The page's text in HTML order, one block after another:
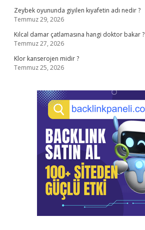
Zeybek oyununda giyilen kıyafetin adı nedir ?
Temmuz 29, 2026
Kılcal damar çatlamasına hangi doktor bakar ?
Temmuz 27, 2026
Klor kanserojen midir ?
Temmuz 25, 2026